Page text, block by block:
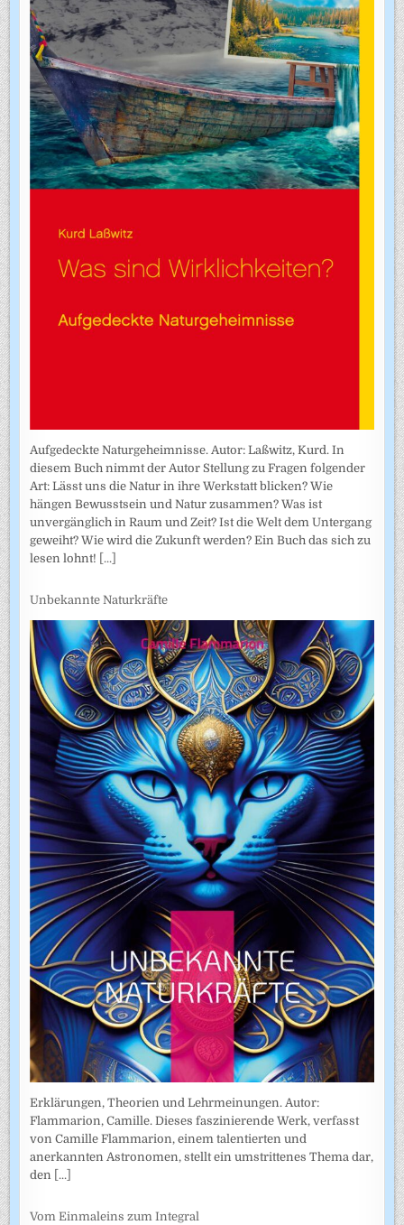
Aufgedeckte Naturgeheimnisse. Autor: Laßwitz, Kurd. In
diesem Buch nimmt der Autor Stellung zu Fragen folgender
Art: Lässt uns die Natur in ihre Werkstatt blicken? Wie
hängen Bewusstsein und Natur zusammen? Was ist
unvergänglich in Raum und Zeit? Ist die Welt dem Untergang
geweiht? Wie wird die Zukunft werden? Ein Buch das sich zu
lesen lohnt! [...]
Unbekannte Naturkräfte
Erklärungen, Theorien und Lehrmeinungen. Autor:
Flammarion, Camille. Dieses faszinierende Werk, verfasst
von Camille Flammarion, einem talentierten und
anerkannten Astronomen, stellt ein umstrittenes Thema dar,
den [...]
Vom Einmaleins zum Integral